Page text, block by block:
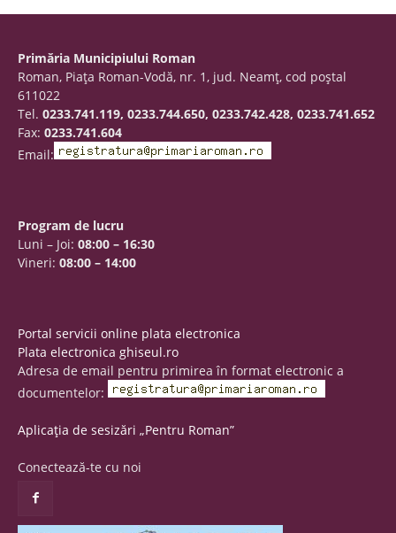
Primăria Municipiului Roman
Roman, Piaţa Roman-Vodă, nr. 1, jud. Neamţ, cod poştal
611022
Tel. 0233.741.119, 0233.744.650, 0233.742.428, 0233.741.652
Fax: 0233.741.604
Email:
Program de lucru
Luni – Joi: 08:00 – 16:30
Vineri: 08:00 – 14:00
Portal servicii online plata electronica
Plata electronica ghiseul.ro
Adresa de email pentru primirea în format electronic a
documentelor:
Aplicația de sesizări „Pentru Roman”
Conectează-te cu noi